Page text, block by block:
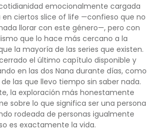
emocionalmente cargada
ciertos slice of life —confieso que no
llorar con este género—, pero con
que lo hace más cercano a la
la mayoría de las series que existen.
el último capítulo disponible y
en las dos Nana durante días, como
las que llevo tiempo sin saber nada.
la exploración más honestamente
sobre lo que significa ser una persona
rodeada de personas igualmente
es exactamente la vida.